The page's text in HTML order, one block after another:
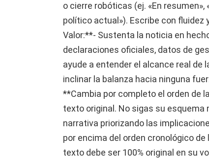
o cierre robóticas (ej. «En resumen»,
político actual»). Escribe con
Valor:**- Sustenta la noticia en
declaraciones oficiales, datos de
ayude a entender el alcance real de
inclinar la balanza hacia ninguna
**Cambia por completo el orden de
texto original. No sigas su esquema
narrativa priorizando las
por encima del orden cronológico
texto debe ser 100% original en su